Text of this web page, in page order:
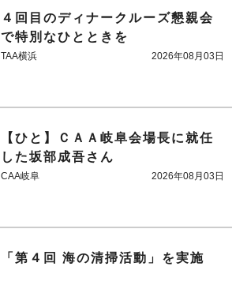
４回目のディナークルーズ懇親会
で特別なひとときを
TAA横浜 2026年08月03日
【ひと】ＣＡＡ岐阜会場長に就任
した坂部成吾さん
CAA岐阜 2026年08月03日
「第４回 海の清掃活動」を実施